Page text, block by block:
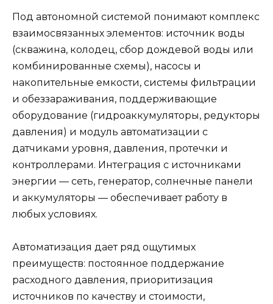
Под автономной системой понимают комплекс
взаимосвязанных элементов: источник воды
(скважина, колодец, сбор дождевой воды или
комбинированные схемы), насосы и
накопительные емкости, системы фильтрации
и обеззараживания, поддерживающие
оборудование (гидроаккумуляторы, редукторы
давления) и модуль автоматизации с
датчиками уровня, давления, протечки и
контроллерами. Интеграция с источниками
энергии — сеть, генератор, солнечные панели
и аккумуляторы — обеспечивает работу в
любых условиях.
Автоматизация дает ряд ощутимых
преимуществ: постоянное поддержание
расходного давления, приоритизация
источников по качеству и стоимости,